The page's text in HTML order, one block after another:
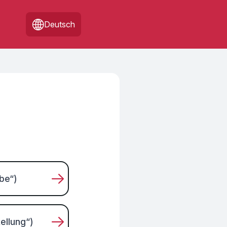
Deutsch